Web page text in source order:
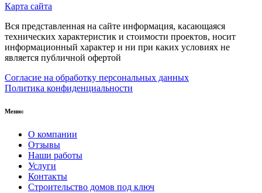
Карта сайта
Вся представленная на сайте информация, касающаяся
технических характеристик и стоимости проектов, носит
информационный характер и ни при каких условиях не
является публичной офертой
Согласие на обработку персональных данных
Политика конфиденциальности
Меню:
О компании
Отзывы
Наши работы
Услуги
Контакты
Строительство домов под ключ